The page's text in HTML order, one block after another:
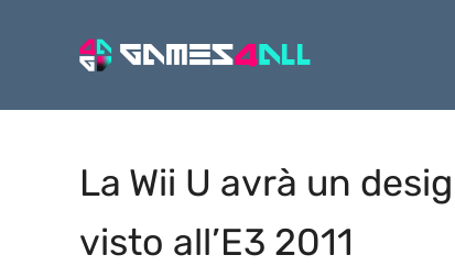
La Wii U avrà un
visto all’E3 2011